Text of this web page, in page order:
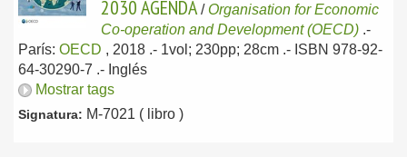
2030 AGENDA / Organisation for Economic
Co-operation and Development (OECD) .-
París: OECD , 2018 .- 1vol; 230pp; 28cm .- ISBN 978-92-
64-30290-7 .- Inglés
Mostrar tags
Signatura: M-7021 ( libro )